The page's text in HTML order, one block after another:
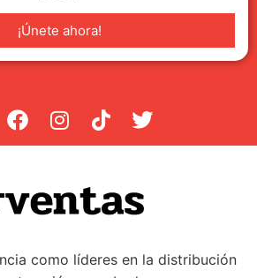
¡Únete ahora!
como líderes en la distribución